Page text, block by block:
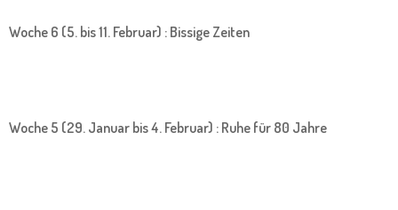
Woche 6 (5. bis 11. Februar) : Bissige Zeiten
Woche 5 (29. Januar bis 4. Februar) : Ruhe für 80 Jahre